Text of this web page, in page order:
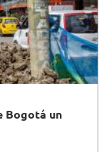
Bogotá un